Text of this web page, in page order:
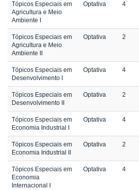
Tópicos Especiais em
Agricultura e Meio
Ambiente I
Optativa 4
Tópicos Especiais em
Agricultura e Meio
Ambiente II
Optativa 2
Tópicos Especiais em
Desenvolvimento I
Optativa 4
Tópicos Especiais em
Desenvolvimento II
Optativa 2
Tópicos Especiais em
Economia Industrial I
Optativa 4
Tópicos Especiais em
Economia Industrial II
Optativa 2
Tópicos Especiais em
Economia
Internacional I
Optativa 4